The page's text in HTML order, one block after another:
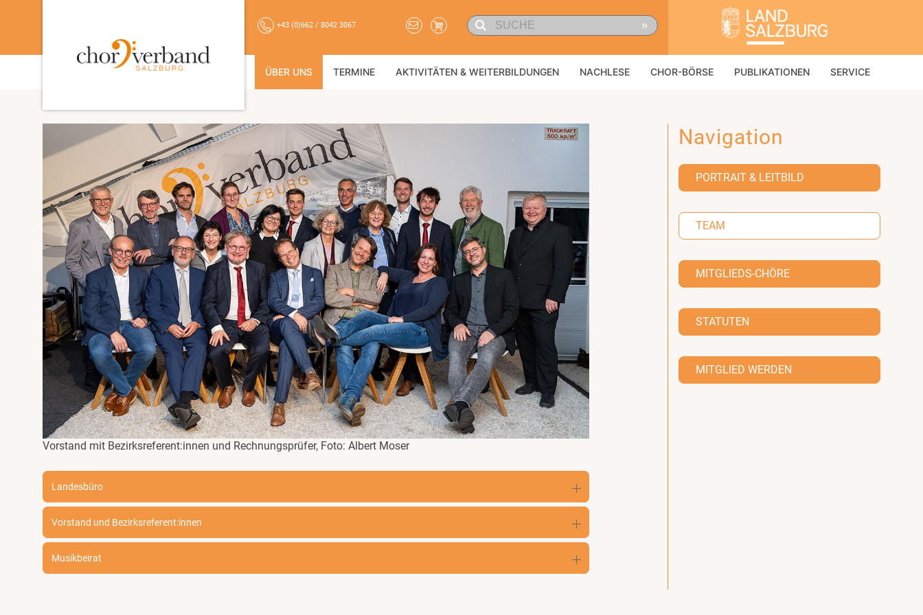
+43 (0)662 / 8042 3067 »
ÜBER UNS TERMINE AKTIVITÄTEN & WEITERBILDUNGEN NACHLESE CHOR-BÖRSE PUBLIKATIONEN SERVICE
Vorstand mit Bezirksreferent:innen und Rechnungsprüfer, Foto: Albert Moser
Landesbüro
Vorstand und Bezirksreferent:innen
Musikbeirat
Navigation
PORTRAIT & LEITBILD
TEAM
MITGLIEDS-CHÖRE
STATUTEN
MITGLIED WERDEN